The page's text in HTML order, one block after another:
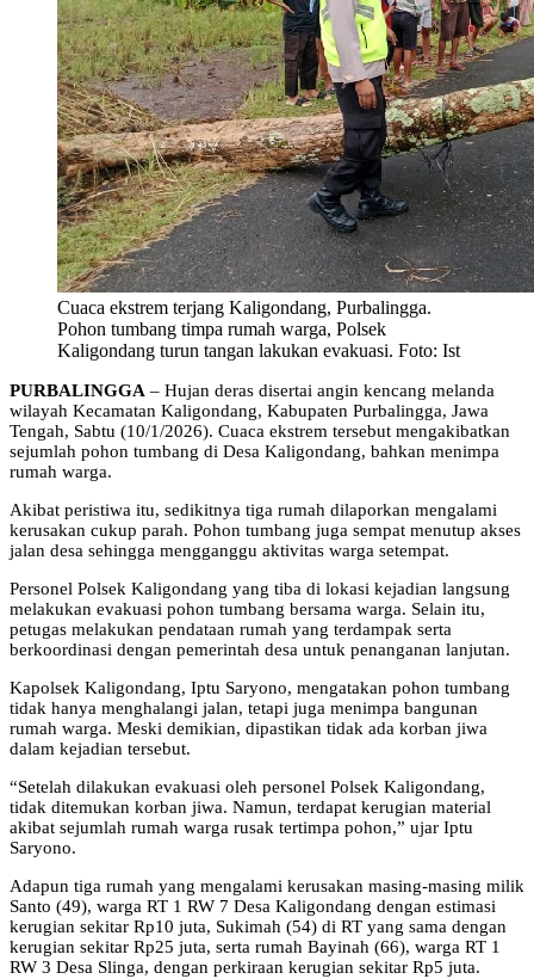
Cuaca ekstrem terjang Kaligondang, Purbalingga.
Pohon tumbang timpa rumah warga, Polsek
Kaligondang turun tangan lakukan evakuasi. Foto: Ist
PURBALINGGA – Hujan deras disertai angin kencang melanda
wilayah Kecamatan Kaligondang, Kabupaten Purbalingga, Jawa
Tengah, Sabtu (10/1/2026). Cuaca ekstrem tersebut mengakibatkan
sejumlah pohon tumbang di Desa Kaligondang, bahkan menimpa
rumah warga.
Akibat peristiwa itu, sedikitnya tiga rumah dilaporkan mengalami
kerusakan cukup parah. Pohon tumbang juga sempat menutup akses
jalan desa sehingga mengganggu aktivitas warga setempat.
Personel Polsek Kaligondang yang tiba di lokasi kejadian langsung
melakukan evakuasi pohon tumbang bersama warga. Selain itu,
petugas melakukan pendataan rumah yang terdampak serta
berkoordinasi dengan pemerintah desa untuk penanganan lanjutan.
Kapolsek Kaligondang, Iptu Saryono, mengatakan pohon tumbang
tidak hanya menghalangi jalan, tetapi juga menimpa bangunan
rumah warga. Meski demikian, dipastikan tidak ada korban jiwa
dalam kejadian tersebut.
“Setelah dilakukan evakuasi oleh personel Polsek Kaligondang,
tidak ditemukan korban jiwa. Namun, terdapat kerugian material
akibat sejumlah rumah warga rusak tertimpa pohon,” ujar Iptu
Saryono.
Adapun tiga rumah yang mengalami kerusakan masing-masing milik
Santo (49), warga RT 1 RW 7 Desa Kaligondang dengan estimasi
kerugian sekitar Rp10 juta, Sukimah (54) di RT yang sama dengan
kerugian sekitar Rp25 juta, serta rumah Bayinah (66), warga RT 1
RW 3 Desa Slinga, dengan perkiraan kerugian sekitar Rp5 juta.